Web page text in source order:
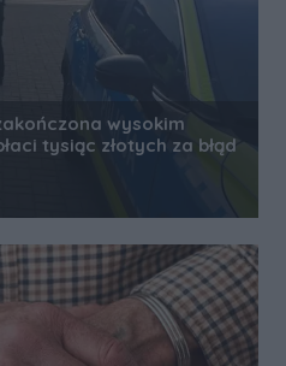
wysokim
tysiąc złotych za błąd